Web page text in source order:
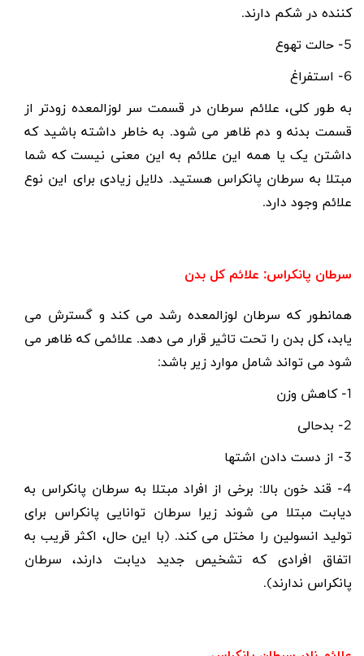
کننده در شکم دارند.
5- حالت تهوع
6- استفراغ
به طور کلی، علائم سرطان در قسمت سر لوزالمعده زودتر از
قسمت بدنه و دم ظاهر می شود. به خاطر داشته باشید که
داشتن یک یا همه این علائم به این معنی نیست که شما
مبتلا به سرطان پانکراس هستید. دلایل زیادی برای این نوع
علائم وجود دارد.
سرطان پانکراس: علائم کل بدن
همانطور که سرطان لوزالمعده رشد می کند و گسترش می
یابد، کل بدن را تحت تاثیر قرار می دهد. علائمی که ظاهر می
شود می تواند شامل موارد زیر باشد:
1- کاهش وزن
2- بدحالی
3- از دست دادن اشتها
4- قند خون بالا: برخی از افراد مبتلا به سرطان پانکراس به
دیابت مبتلا می شوند زیرا سرطان توانایی پانکراس برای
تولید انسولین را مختل می کند. (با این حال، اکثر قریب به
اتفاق افرادی که تشخیص جدید دیابت دارند، سرطان
پانکراس ندارند).